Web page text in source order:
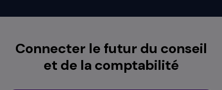
Connecter le futur du conseil
et de la comptabilité